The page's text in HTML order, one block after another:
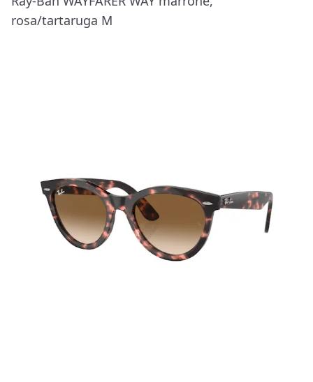
rosa/tartaruga M